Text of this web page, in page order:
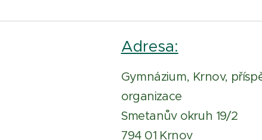
Adresa:
Gymnázium, Krnov,
organizace
Smetanův okruh 19/2
794 01 Krnov